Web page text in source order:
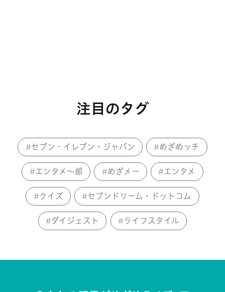
注目のタグ
セブン‐イレブン・ジャパン めざめッチ
エンタメ～部 めざメー エンタメ
クイズ セブンドリーム・ドットコム
ダイジェスト ライフスタイル